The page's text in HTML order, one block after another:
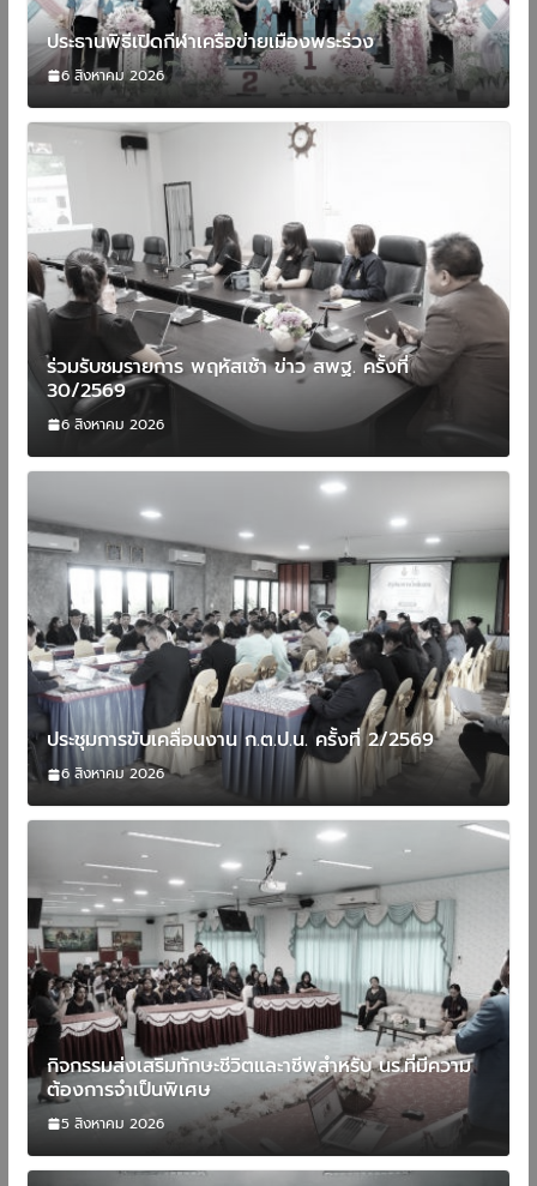
ประธานพิธีเปิดกีฬาเครือข่ายเมืองพระร่วง
6 สิงหาคม 2026
ร่วมรับชมรายการ พฤหัสเช้า ข่าว สพฐ. ครั้งที่
30/2569
6 สิงหาคม 2026
ประชุมการขับเคลื่อนงาน ก.ต.ป.น. ครั้งที่ 2/2569
6 สิงหาคม 2026
กิจกรรมส่งเสริมทักษะชีวิตและาชีพสำหรับ นร.ที่มีความ
ต้องการจำเป็นพิเศษ
5 สิงหาคม 2026